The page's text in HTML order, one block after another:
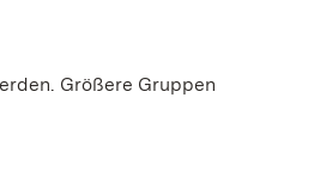
Größere Gruppen